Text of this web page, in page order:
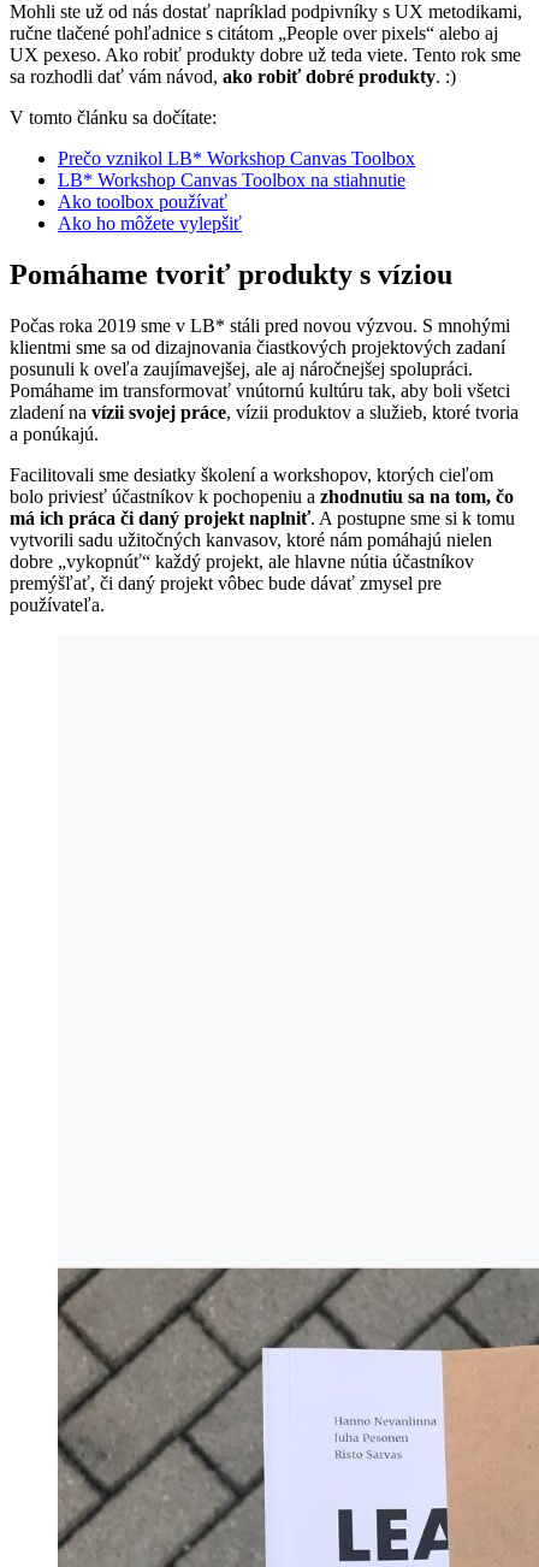
Mohli ste už od nás dostať napríklad podpivníky s UX metodikami,
ručne tlačené pohľadnice s citátom „People over pixels“ alebo aj
UX pexeso. Ako robiť produkty dobre už teda viete. Tento rok sme
sa rozhodli dať vám návod, ako robiť dobré produkty. :)
V tomto článku sa dočítate:
Prečo vznikol LB* Workshop Canvas Toolbox
LB* Workshop Canvas Toolbox na stiahnutie
Ako toolbox používať
Ako ho môžete vylepšiť
Pomáhame tvoriť produkty s víziou
Počas roka 2019 sme v LB* stáli pred novou výzvou. S mnohými
klientmi sme sa od dizajnovania čiastkových projektových zadaní
posunuli k oveľa zaujímavejšej, ale aj náročnejšej spolupráci.
Pomáhame im transformovať vnútornú kultúru tak, aby boli všetci
zladení na vízii svojej práce, vízii produktov a služieb, ktoré tvoria
a ponúkajú.
Facilitovali sme desiatky školení a workshopov, ktorých cieľom
bolo priviesť účastníkov k pochopeniu a zhodnutiu sa na tom, čo
má ich práca či daný projekt naplniť. A postupne sme si k tomu
vytvorili sadu užitočných kanvasov, ktoré nám pomáhajú nielen
dobre „vykopnúť“ každý projekt, ale hlavne nútia účastníkov
premýšľať, či daný projekt vôbec bude dávať zmysel pre
používateľa.